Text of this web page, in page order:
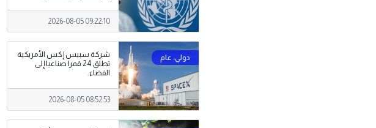
2026-08-05 09:22:10
شركة سبيس إكس الأمريكية
تطلق 24 قمرا صناعيا إلى
الفضاء.
2026-08-05 08:52:53